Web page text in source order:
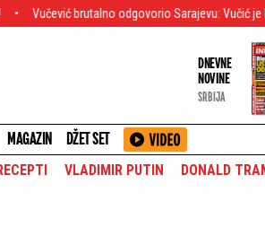
brutalno odgovorio Sarajevu: Vučić je bio u BiH,
DNEVNE
NOVINE
SRBIJA
MAGAZIN DŽET SET
VLADIMIR PUTIN DONALD